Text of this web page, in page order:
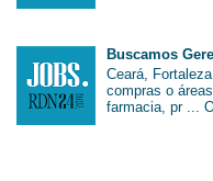
Buscamos
Ceará,
compras o
farmacia, pr ...